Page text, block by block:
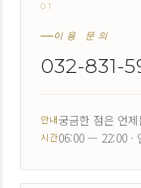
01
이용 문의
032-831-
안내궁금한 점은 언
시간06:00 — 22:00 ·